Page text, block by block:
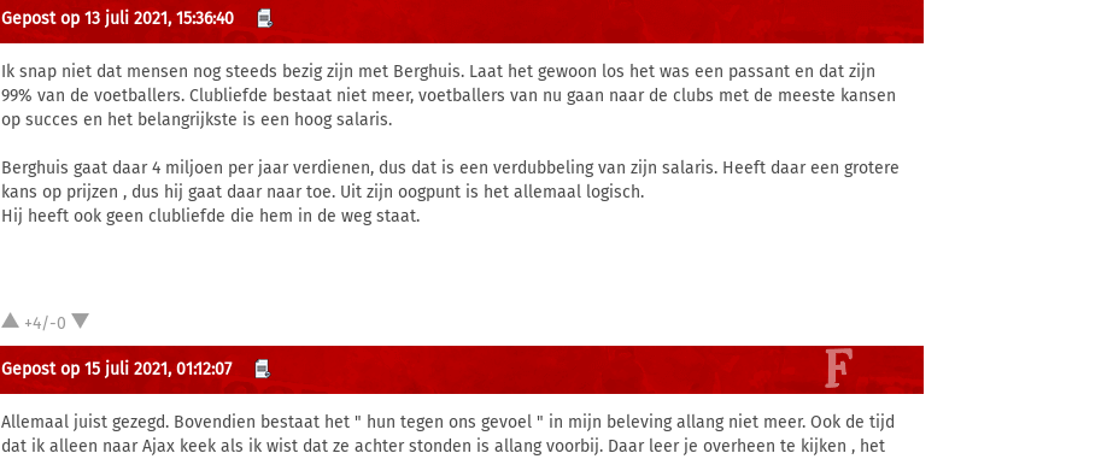
Gepost op 13 juli 2021, 15:36:40
Ik snap niet dat mensen nog steeds bezig zijn met Berghuis. Laat het gewoon los het was een passant en dat zijn
99% van de voetballers. Clubliefde bestaat niet meer, voetballers van nu gaan naar de clubs met de meeste kansen
op succes en het belangrijkste is een hoog salaris.
Berghuis gaat daar 4 miljoen per jaar verdienen, dus dat is een verdubbeling van zijn salaris. Heeft daar een grotere
kans op prijzen , dus hij gaat daar naar toe. Uit zijn oogpunt is het allemaal logisch.
Hij heeft ook geen clubliefde die hem in de weg staat.
+4/-0
Gepost op 15 juli 2021, 01:12:07
Allemaal juist gezegd. Bovendien bestaat het " hun tegen ons gevoel " in mijn beleving allang niet meer. Ook de tijd
dat ik alleen naar Ajax keek als ik wist dat ze achter stonden is allang voorbij. Daar leer je overheen te kijken , het